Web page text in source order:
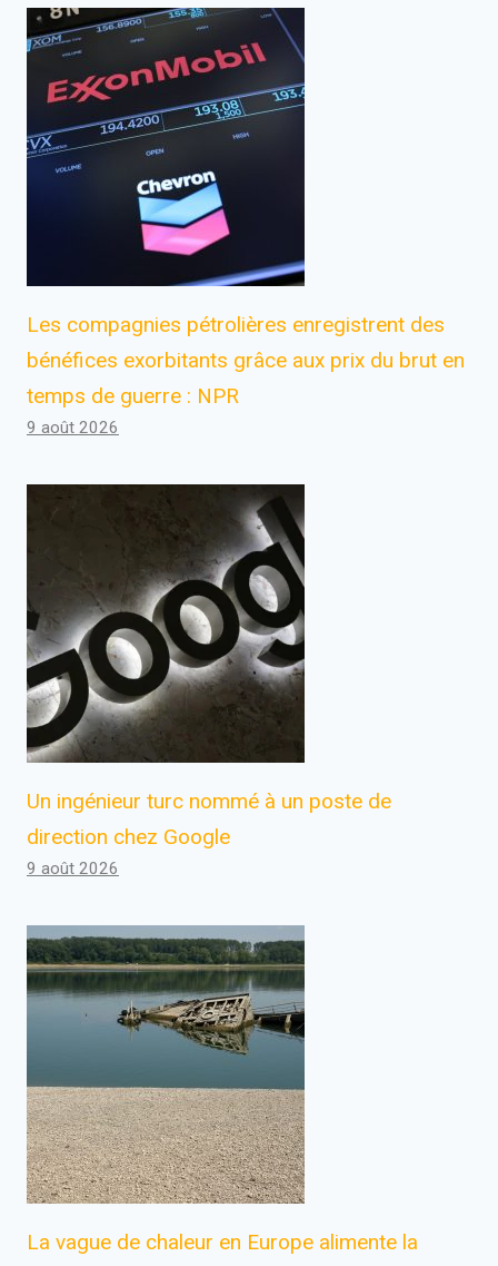
Les compagnies pétrolières enregistrent des
bénéfices exorbitants grâce aux prix du brut en
temps de guerre : NPR
9 août 2026
Un ingénieur turc nommé à un poste de
direction chez Google
9 août 2026
La vague de chaleur en Europe alimente la